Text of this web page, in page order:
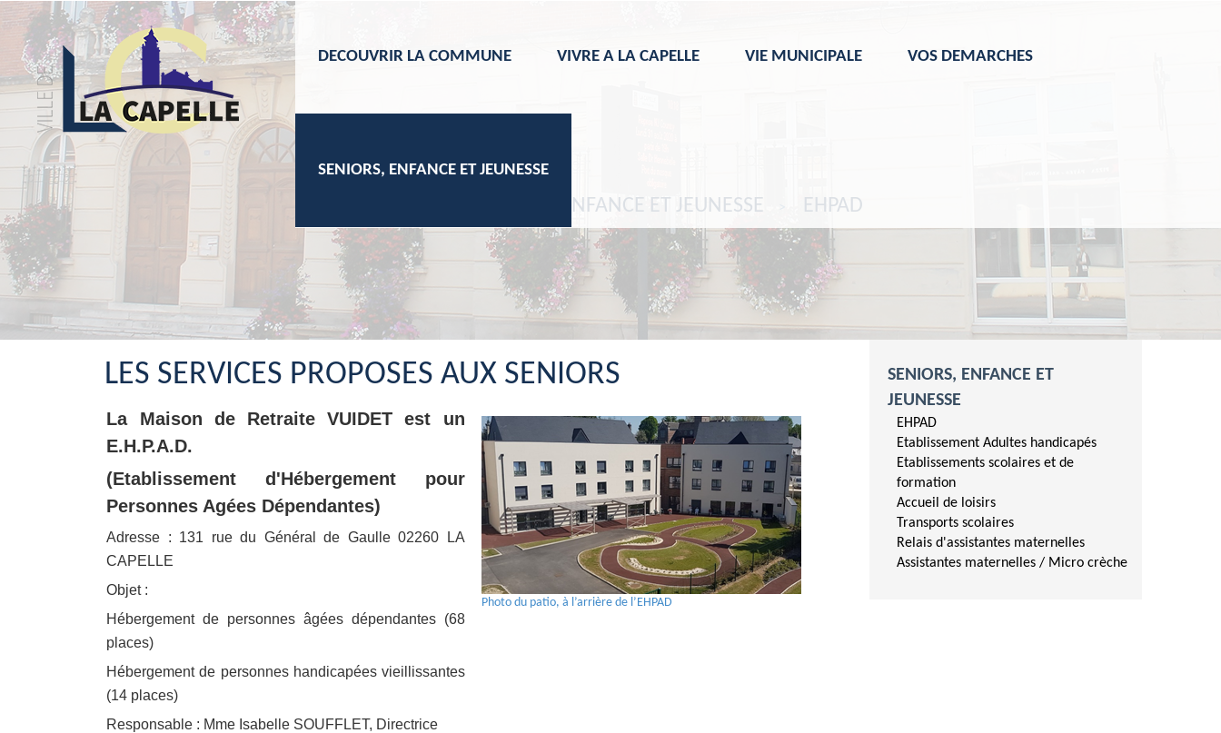
DECOUVRIR LA COMMUNE VIVRE A LA CAPELLE VIE MUNICIPALE VOS DEMARCHES
SENIORS, ENFANCE ET JEUNESSE
SENIORS, ENFANCE ET JEUNESSE EHPAD
LES SERVICES PROPOSES AUX SENIORS
La Maison de Retraite VUIDET est un
E.H.P.A.D.
(Etablissement d'Hébergement pour
Personnes Agées Dépendantes)
Adresse : 131 rue du Général de Gaulle 02260 LA
CAPELLE
Objet :
Hébergement de personnes âgées dépendantes (68
places)
Hébergement de personnes handicapées vieillissantes
(14 places)
Responsable : Mme Isabelle SOUFFLET, Directrice
Photo du patio, à l’arrière de l’EHPAD
SENIORS, ENFANCE ET
JEUNESSE
EHPAD
Etablissement Adultes handicapés
Etablissements scolaires et de
formation
Accueil de loisirs
Transports scolaires
Relais d'assistantes maternelles
Assistantes maternelles / Micro crèche